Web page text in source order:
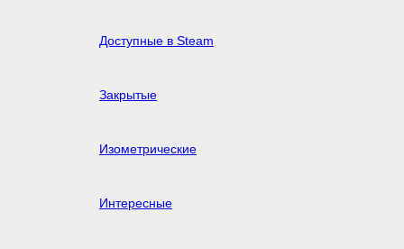
Доступные в Steam
Закрытые
Изометрические
Интересные